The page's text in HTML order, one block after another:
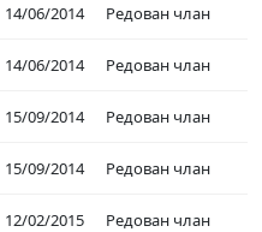
14/06/2014 Редован члан
14/06/2014 Редован члан
15/09/2014 Редован члан
15/09/2014 Редован члан
12/02/2015 Редован члан